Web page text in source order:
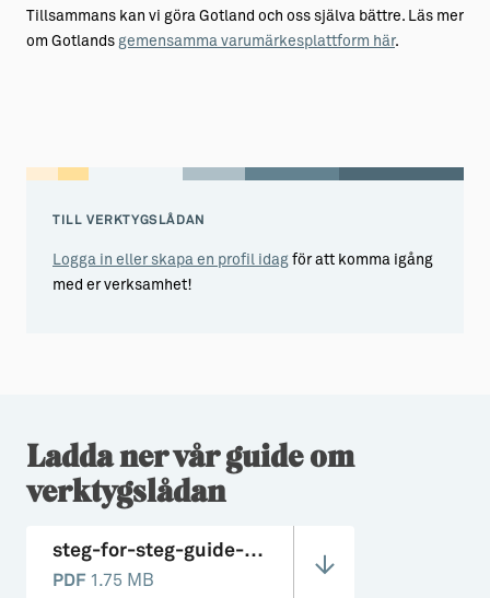
Tillsammans kan vi göra Gotland och oss själva bättre. Läs mer
om Gotlands gemensamma varumärkesplattform här.
TILL VERKTYGSLÅDAN
Logga in eller skapa en profil idag för att komma igång
med er verksamhet!
Ladda ner vår guide om
verktygslådan
steg-for-steg-guide-vl.pdf
PDF1.75 MB